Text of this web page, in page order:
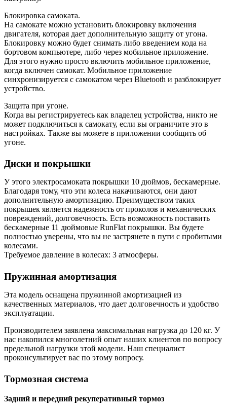
Блокировка самоката.
На самокате можно установить блокировку включения
двигателя, которая дает дополнительную защиту от угона.
Блокировку можно будет снимать либо введением кода на
бортовом компьютере, либо через мобильное приложение.
Для этого нужно просто включить мобильное приложение,
когда включен самокат. Мобильное приложение
синхронизируется с самокатом через Bluetooth и разблокирует
устройство.
Защита при угоне.
Когда вы регистрируетесь как владелец устройства, никто не
может подключиться к самокату, если вы ограничите это в
настройках. Также вы можете в приложении сообщить об
угоне.
Диски и покрышки
У этого электросамоката покрышки 10 дюймов, бескамерные.
Благодаря тому, что эти колеса накачиваются, они дают
дополнительную амортизацию. Преимуществом таких
покрышек является надежность от проколов и механических
повреждений, долговечность. Есть возможность поставить
бескамерные 11 дюймовые RunFlat покрышки. Вы будете
полностью уверены, что вы не застрянете в пути с пробитыми
колесами.
Требуемое давление в колесах: 3 атмосферы.
Пружинная амортизация
Эта модель оснащена пружинной амортизацией из
качественных материалов, что дает долговечность и удобство
эксплуатации.
Производителем заявлена максимальная нагрузка до 120 кг. У
нас накопился многолетний опыт наших клиентов по вопросу
предельной нагрузки этой модели. Наш специалист
проконсультирует вас по этому вопросу.
Тормозная система
Задний и передний рекуперативный тормоз